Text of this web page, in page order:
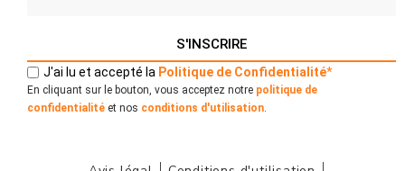
S'INSCRIRE
J'ai lu et accepté la Politique de Confidentialité*
En cliquant sur le bouton, vous acceptez notre politique de
confidentialité et nos conditions d'utilisation.